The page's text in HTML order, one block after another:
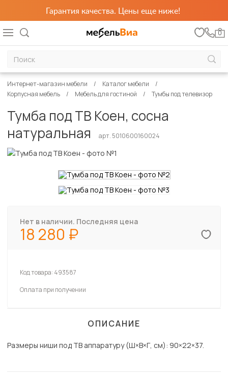
Гарантия качества. Цены еще ниже!
0
Интернет-магазин мебели
Каталог мебели
Корпусная мебель
Мебель для гостиной Тумбы под телевизор
Тумба под ТВ Коен, сосна
натуральная
арт. 5010600160024
Нет в наличии. Последняя цена
18 280
Код товара: 493587
Оплата при получении
ОПИСАНИЕ
Размеры ниши под ТВ аппаратуру (Ш×В×Г, см): 90×22×37.